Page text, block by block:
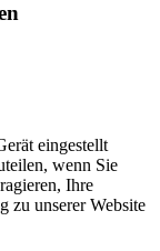
eingestellt
wenn Sie
Ihre
zu unserer Website